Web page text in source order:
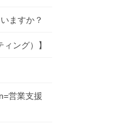
ますか？
ング）】
営業支援